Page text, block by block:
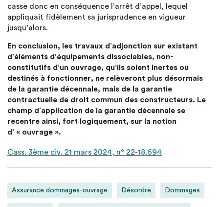
casse donc en conséquence l’arrêt d’appel, lequel
appliquait fidèlement sa jurisprudence en vigueur
jusqu’alors.
En conclusion, les travaux d’adjonction sur existant
d’éléments d’équipements dissociables, non-
constitutifs d’un ouvrage, qu’ils soient inertes ou
destinés à fonctionner, ne relèveront plus désormais
de la garantie décennale, mais de la garantie
contractuelle de droit commun des constructeurs. Le
champ d’application de la garantie décennale se
recentre ainsi, fort logiquement, sur la notion
d’ « ouvrage ».
Cass. 3ème civ. 21 mars 2024, n° 22-18.694
Assurance dommages-ouvrage Désordre Dommages